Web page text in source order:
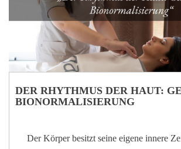
betreue insbesondere unsere Social-
Kampagnen und Newsletter –…
DER RHYTHMUS DER HAUT:
BIONORMALISIERUNG
Der Körper besitzt seine eigene innere